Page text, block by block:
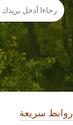
روابط سريعة